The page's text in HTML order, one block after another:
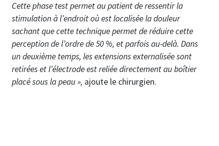
Cette phase test permet au patient de ressentir la
stimulation à l’endroit où est localisée la douleur
sachant que cette technique permet de réduire cette
perception de l’ordre de 50 %, et parfois au-delà. Dans
un deuxième temps, les extensions externalisée sont
retirées et l’électrode est reliée directement au boîtier
placé sous la peau », ajoute le chirurgien.